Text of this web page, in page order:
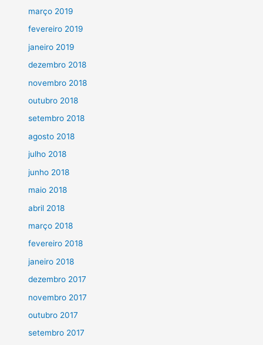
março 2019
fevereiro 2019
janeiro 2019
dezembro 2018
novembro 2018
outubro 2018
setembro 2018
agosto 2018
julho 2018
junho 2018
maio 2018
abril 2018
março 2018
fevereiro 2018
janeiro 2018
dezembro 2017
novembro 2017
outubro 2017
setembro 2017